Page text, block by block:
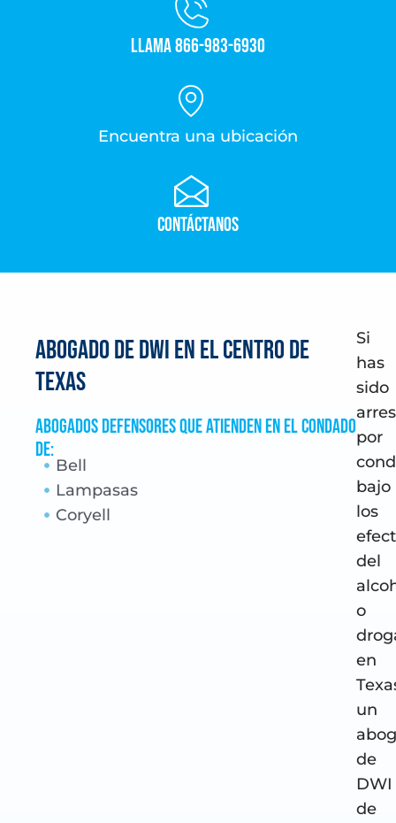
Llama 866-983-6930
Encuentra una ubicación
Contáctanos
Abogado de DWI en el Centro de
Texas
Abogados defensores que atienden en el condado
de:
Bell
Lampasas
Coryell
Si
has
sido
por
bajo
los
del
o
en
un
de
DWI
de